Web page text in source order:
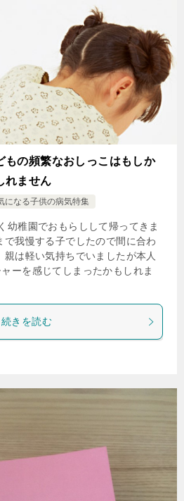
もの頻繁なおしっこはもしか
れません
になる子供の病気特集
幼稚園でおもらしして帰ってきま
で我慢する子でしたので間に合わ
は軽い気持ちでいましたが本人
ーを感じてしまったかもしれま
続きを読む